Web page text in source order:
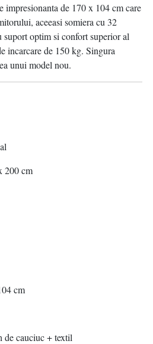
impresionanta de 170 x 104 cm care
aceeasi somiera cu 32
suport optim si confort superior al
incarcare de 150 kg. Singura
unui model nou.
200 cm
cm
de cauciuc + textil